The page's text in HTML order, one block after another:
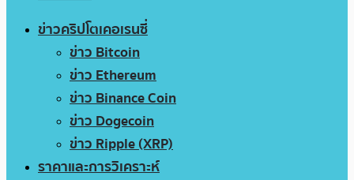
ข่าวคริปโตเคอเรนซี่
ข่าว Bitcoin
ข่าว Ethereum
ข่าว Binance Coin
ข่าว Dogecoin
ข่าว Ripple (XRP)
ราคาและการวิเคราะห์